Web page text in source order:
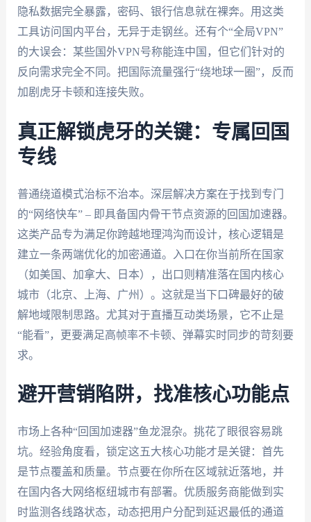
隐私数据完全暴露，密码、银行信息就在裸奔。用这类
工具访问国内平台，无异于走钢丝。还有个“全局VPN”
的大误会：某些国外VPN号称能连中国，但它们针对的
反向需求完全不同。把国际流量强行“绕地球一圈”，反而
加剧虎牙卡顿和连接失败。
真正解锁虎牙的关键：专属回国
专线
普通绕道模式治标不治本。深层解决方案在于找到专门
的“网络快车” – 即具备国内骨干节点资源的回国加速器。
这类产品专为满足你跨越地理鸿沟而设计，核心逻辑是
建立一条两端优化的加密通道。入口在你当前所在国家
（如美国、加拿大、日本），出口则精准落在国内核心
城市（北京、上海、广州）。这就是当下口碑最好的破
解地域限制思路。尤其对于直播互动类场景，它不止是
“能看”，更要满足高帧率不卡顿、弹幕实时同步的苛刻要
求。
避开营销陷阱，找准核心功能点
市场上各种“回国加速器”鱼龙混杂。挑花了眼很容易跳
坑。经验角度看，锁定这五大核心功能才是关键：首先
是节点覆盖和质量。节点要在你所在区域就近落地，并
在国内各大网络枢纽城市有部署。优质服务商能做到实
时监测各线路状态，动态把用户分配到延迟最低的通道